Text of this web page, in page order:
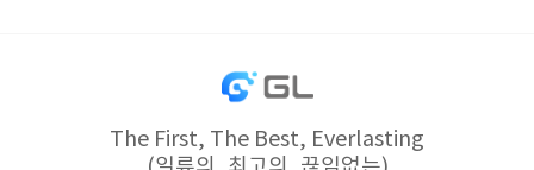
The First, The Best, Everlasting